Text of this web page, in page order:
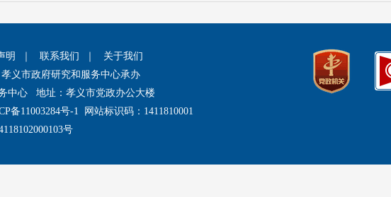
明 联系我们
关于我们
义市政府研究和服务中心承办
中心 地址：孝义市党政办公大楼
备11003284号-1 网站标识码：1411810001
号